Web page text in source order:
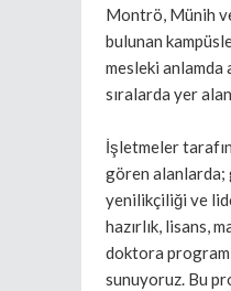
Montrö, Münih
bulunan
mesleki
sıralarda yer
İşletmeler
gören
yenilikçiliği ve
hazırlık, lisans,
doktora
sunuyoruz. Bu